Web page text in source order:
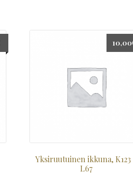
Yksiruutuinen ikkuna, K123
L67
10,00